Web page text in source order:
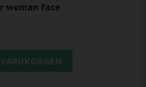
woman face